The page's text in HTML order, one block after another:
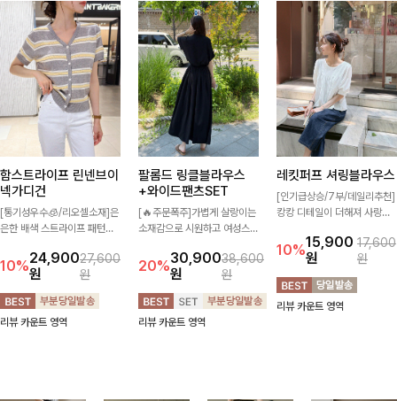
함스트라이프 린넨브이
넥가디건
[통기성우수🧊/리오셀소재]은
은한 배색 스트라이프 패턴으
드 살려주는 니트 가디건 💛
브이넥 라인에 슬림하게 떨어
지는 핏 더해져 단독으로도 여
리하고 세련되게 입어져요-
10%24,900
원
27,600
원
리뷰 카운트 영역
팔롬드 링클블라우스
+와이드팬츠SET
[🔥주문폭주]가볍게 살랑이는
소재감으로 시원하고 여성스럽
트 🖤 허리 밴딩 디테일로 편
안하면서도 자연스럽게 라인
잡아주어 꾸안꾸 무드로 멋스
럽게 완성!
20%30,900
원
38,600
원
리뷰 카운트 영역
레킷퍼프 셔링블라우스
[인기급상승/7부/데일리추천]
캉캉 디테일이 더해져 사랑스
주는 블라우스 🤍 가볍게 퍼지
는 핏으로 체형을 자연스럽게
커버해주며 여성스럽게 즐기기
좋아요 ✨
10%15,900
원
17,600
원
리뷰 카운트 영역